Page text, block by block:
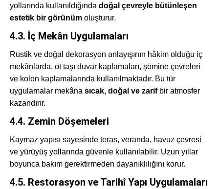
yollarında kullanıldığında doğal çevreyle bütünleşen
estetik bir görünüm oluşturur.
4.3. İç Mekân Uygulamaları
Rustik ve doğal dekorasyon anlayışının hâkim olduğu iç
mekânlarda, ot taşı duvar kaplamaları, şömine çevreleri
ve kolon kaplamalarında kullanılmaktadır. Bu tür
uygulamalar mekâna sıcak, doğal ve zarifbir atmosfer
kazandırır.
4.4. Zemin Döşemeleri
Kaymaz yapısı sayesinde teras, veranda, havuz çevresi
ve yürüyüş yollarında güvenle kullanılabilir. Uzun yıllar
boyunca bakım gerektirmeden dayanıklılığını korur.
4.5. Restorasyon ve Tarihî Yapı Uygulamaları